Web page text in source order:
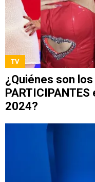
TV
¿Quiénes son
2024?